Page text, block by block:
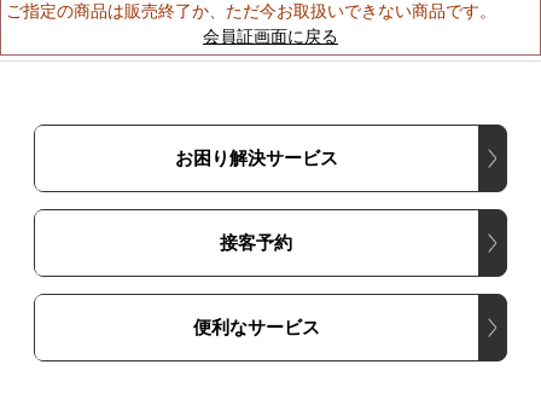
ご指定の商品は販売終了か、ただ今お取扱いできない商品です。
会員証画面に戻る
お困り解決サービス
接客予約
便利なサービス